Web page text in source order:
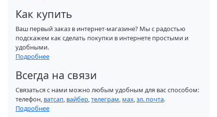
Как купить
Ваш первый заказ в интернет-магазине? Мы с радостью
подскажем как сделать покупки в интернете простыми и
удобными.
Подробнее
Всегда на связи
Связаться с нами можно любым удобным для вас способом:
телефон, ватсап, вайбер,телеграм, мах,эл. почта.
Подробнее